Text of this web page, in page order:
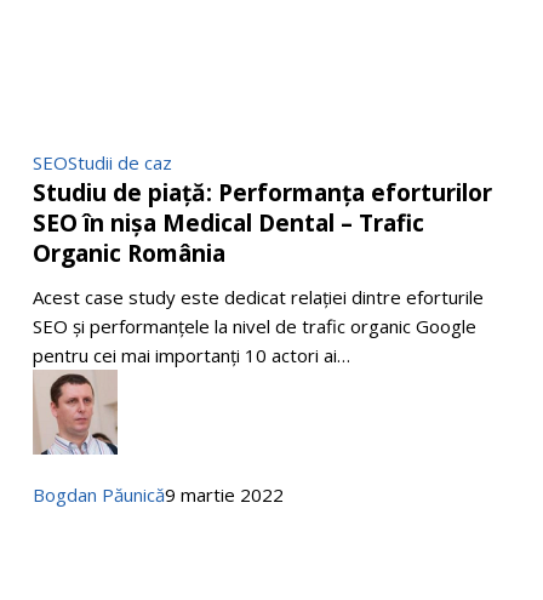
Studiu
de
piață:
Performanța
SEO
în
nișa
Medical
Dental
–
Organic
SEOStudii de caz
Studiu de piață: Performanța eforturilor
SEO în nișa Medical Dental – Trafic
Organic România
Acest case study este dedicat relației dintre eforturile
SEO și performanțele la nivel de trafic organic Google
pentru cei mai importanți 10 actori ai…
Bogdan Păunică9 martie 2022